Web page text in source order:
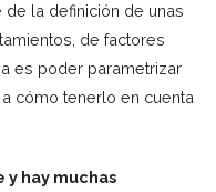
la definición de unas
de factores
es poder parametrizar
cómo tenerlo en cuenta
y hay muchas